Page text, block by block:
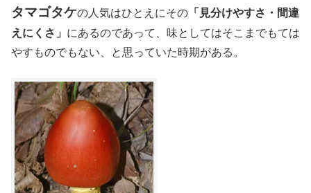
タマゴタケの人気はひとえにその 「見分けやすさ・間違
えにくさ」 にあるのであって、味としてはそこまでもては
やすものでもない、と思っていた時期がある。